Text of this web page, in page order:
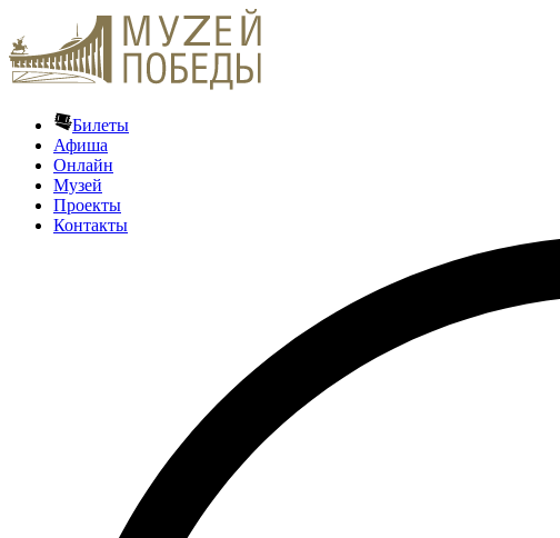
Билеты
Афиша
Онлайн
Музей
Проекты
Контакты